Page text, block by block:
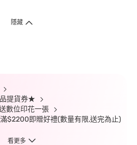
隱藏
提貨券★
數位印花一張
$2200即贈好禮(數量有限,送完為止)
看更多